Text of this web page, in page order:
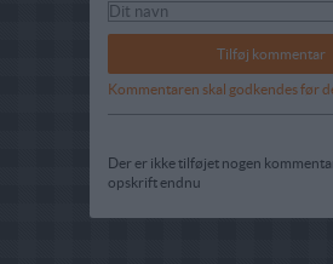
Kommentaren skal godkendes før
Der er ikke tilføjet nogen
opskrift endnu